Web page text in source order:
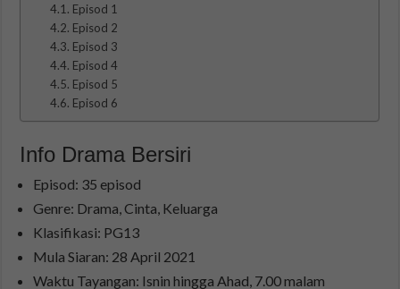
Episod 1
Episod 2
Episod 3
Episod 4
Episod 5
Episod 6
Info Drama Bersiri
Episod: 35 episod
Genre: Drama, Cinta, Keluarga
Klasifikasi: PG13
Mula Siaran: 28 April 2021
Waktu Tayangan: Isnin hingga Ahad, 7.00 malam